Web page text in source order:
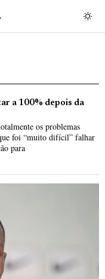
a 100% depois da
os problemas
foi “muito difícil” falhar
para